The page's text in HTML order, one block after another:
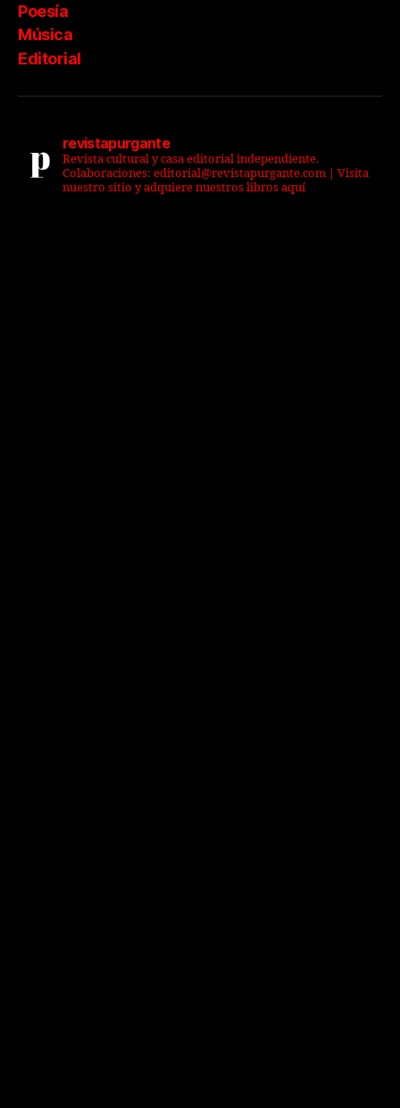
Poesía
Música
Editorial
revistapurgante
Revista cultural y casa editorial independiente.
Colaboraciones: editorial@revistapurgante.com | Visita
nuestro sitio y adquiere nuestros libros aquí